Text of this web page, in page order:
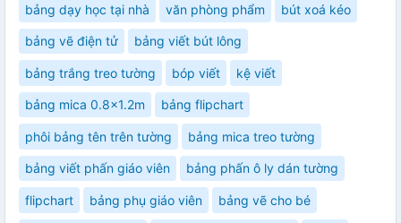
bảng dạy học tại nhà văn phòng phẩm bút xoá kéo
bảng vẽ điện tử bảng viết bút lông
bảng trắng treo tường bóp viết kệ viết
bảng mica 0.8x1.2m bảng flipchart
phôi bảng tên trên tường bảng mica treo tường
bảng viết phấn giáo viên bảng phấn ô ly dán tường
flipchart bảng phụ giáo viên bảng vẽ cho bé